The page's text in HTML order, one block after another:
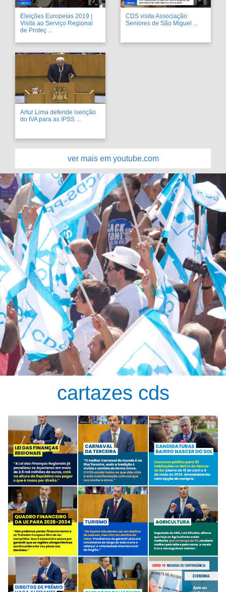
Eleições Europeias 2019 |
Visita ao Serviço Regional
de Proteç ...
CDS visita Associação
Seniores de São Miguel ...
Artur Lima defende isenção
do IVA para as IPSS ...
ver mais em youtube.com
cartazes cds